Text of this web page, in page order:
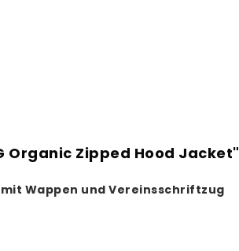
Organic Zipped Hood Jacket"
Wappen und Vereinsschriftzug